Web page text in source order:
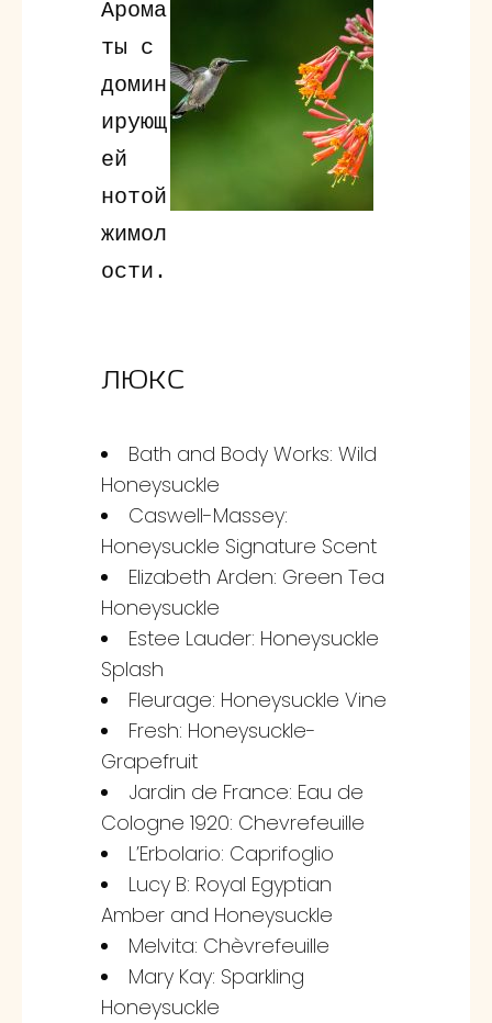
Арома
ты с
домин
ирующ
ей
нотой
жимол
ости.
ЛЮКС
Bath and Body Works: Wild
Honeysuckle
Caswell-Massey:
Honeysuckle Signature Scent
Elizabeth Arden: Green Tea
Honeysuckle
Estee Lauder: Honeysuckle
Splash
Fleurage: Honeysuckle Vine
Fresh: Honeysuckle-
Grapefruit
Jardin de France: Eau de
Cologne 1920: Chevrefeuille
L’Erbolario: Caprifoglio
Lucy B: Royal Egyptian
Amber and Honeysuckle
Melvita: Chèvrefeuille
Mary Kay: Sparkling
Honeysuckle